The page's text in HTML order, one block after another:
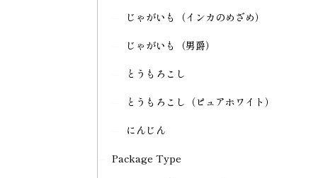
じゃがいも（インカのめざめ）
じゃがいも（男爵）
とうもろこし
とうもろこし（ピュアホワイト）
にんじん
Package Type